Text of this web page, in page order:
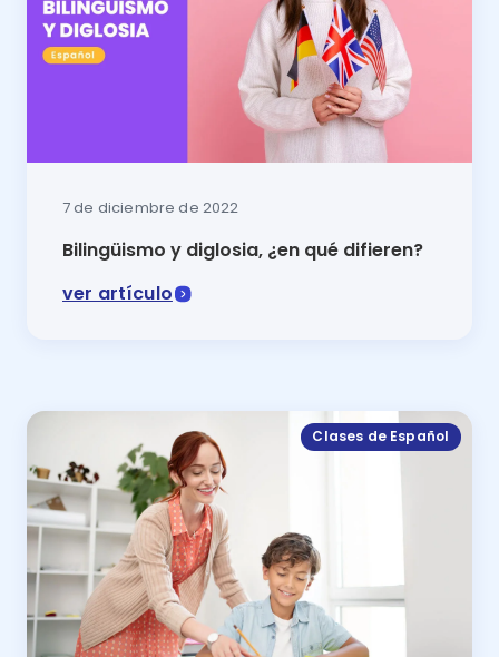
7 de diciembre de 2022
Bilingüismo y diglosia, ¿en qué difieren?
ver artículo
Clases de Español